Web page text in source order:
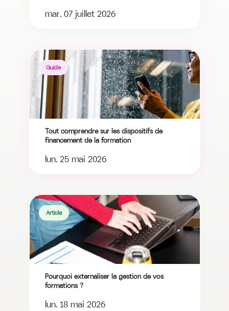
mar. 07 juillet 2026
Guide
Tout comprendre sur les dispositifs de
financement de la formation
lun. 25 mai 2026
Article
Pourquoi externaliser la gestion de vos
formations ?
lun. 18 mai 2026